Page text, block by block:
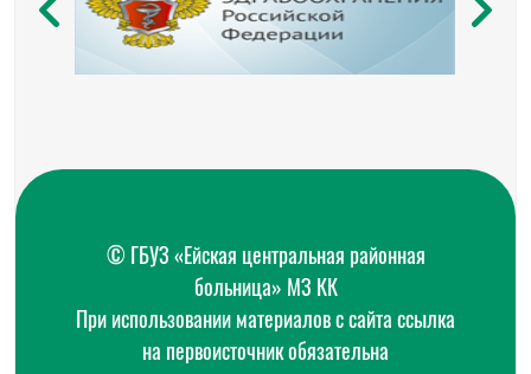
© ГБУЗ «Ейская центральная районная
больница» МЗ КК
При использовании материалов с сайта ссылка
на первоисточник обязательна